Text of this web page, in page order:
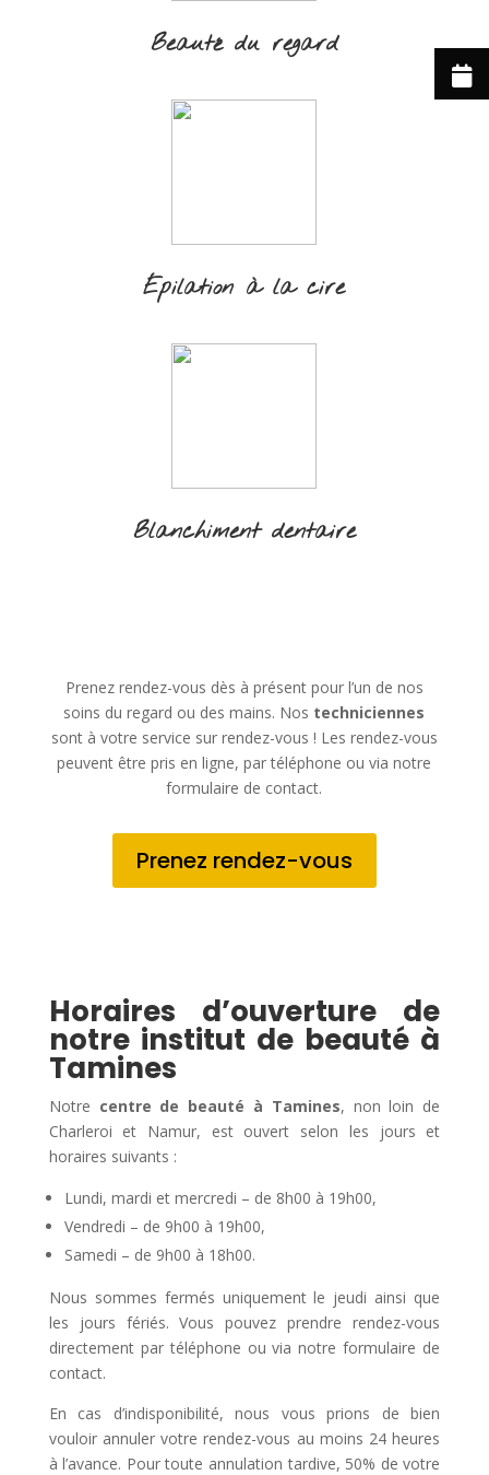
Beauté du regard
Épilation à la cire
Blanchiment dentaire
Prenez rendez-vous dès à présent pour l’un de nos
soins du regard ou des mains. Nos techniciennes
sont à votre service sur rendez-vous ! Les rendez-vous
peuvent être pris en ligne, par téléphone ou via notre
formulaire de contact.
Prenez rendez-vous
Horaires d’ouverture de
notre institut de beauté à
Tamines
Notre centre de beauté à Tamines, non loin de
Charleroi et Namur, est ouvert selon les jours et
horaires suivants :
Lundi, mardi et mercredi – de 8h00 à 19h00,
Vendredi – de 9h00 à 19h00,
Samedi – de 9h00 à 18h00.
Nous sommes fermés uniquement le jeudi ainsi que
les jours fériés. Vous pouvez prendre rendez-vous
directement par téléphone ou via notre formulaire de
contact.
En cas d’indisponibilité, nous vous prions de bien
vouloir annuler votre rendez-vous au moins 24 heures
à l’avance. Pour toute annulation tardive, 50% de votre